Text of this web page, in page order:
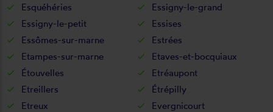
Esquéhéries
Essigny-le-grand
Essigny-le-petit
Essises
Essômes-sur-marne
Estrées
Etampes-sur-marne
Etaves-et-bocquiaux
Étouvelles
Etréaupont
Etreillers
Étrépilly
Etreux
Evergnicourt